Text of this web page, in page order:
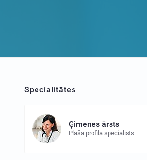
Specialitātes
Ģimenes ārsts
Plaša profila speciālists